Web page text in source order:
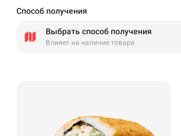
Способ получения
Выбрать способ получения
Влияет на наличие товара